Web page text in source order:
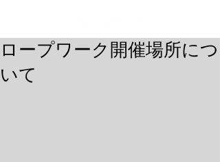
ロープワーク開催場所につ
いて